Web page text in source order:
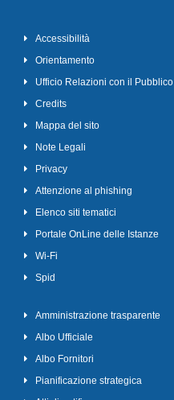
Accessibilità
Orientamento
Ufficio Relazioni con il Pubblico
Credits
Mappa del sito
Note Legali
Privacy
Attenzione al phishing
Elenco siti tematici
Portale OnLine delle Istanze
Wi-Fi
Spid
Amministrazione trasparente
Albo Ufficiale
Albo Fornitori
Pianificazione strategica